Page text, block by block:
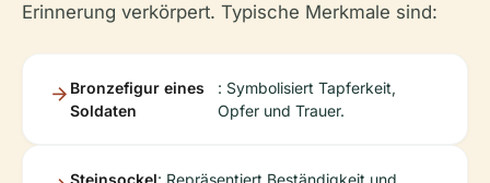
Erinnerung verkörpert. Typische Merkmale sind:
Bronzefigur eines
Soldaten
: Symbolisiert Tapferkeit,
Opfer und Trauer.
Steinsockel: Repräsentiert Beständigkeit und